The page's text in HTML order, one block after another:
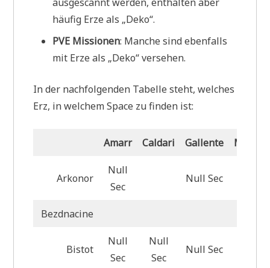
häufig Erze als „Deko“.
PVE Missionen: Manche sind ebenfalls
mit Erze als „Deko“ versehen.
In der nachfolgenden Tabelle steht, welches
Erz, in welchem Space zu finden ist:
Amarr Caldari Gallente
Arkonor
Null
Sec
Null Sec
Bezdnacine
Bistot
Null
Sec
Null
Sec
Null Sec